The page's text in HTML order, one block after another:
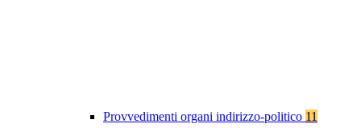
Provvedimenti organi indirizzo-politico 11